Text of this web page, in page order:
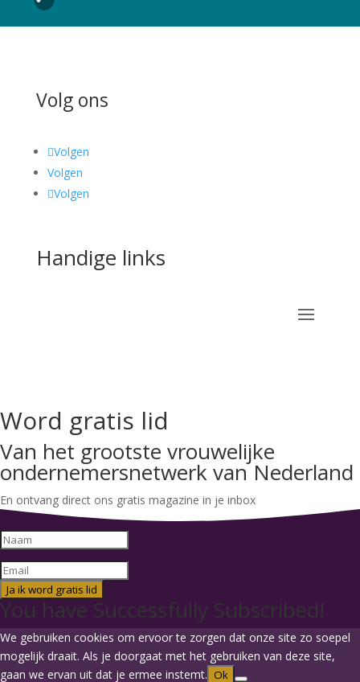
Volg ons
Volgen
Volgen
Volgen
Handige links
Word gratis lid
Van het grootste vrouwelijke
ondernemersnetwerk van Nederland
En ontvang direct ons gratis magazine in je inbox
Ja ik word gratis lid
You have Successfully Subscribed!
We gebruiken cookies om ervoor te zorgen dat onze site zo soepel
mogelijk draait. Als je doorgaat met het gebruiken van deze site,
gaan we ervan uit dat je ermee instemt. Ok